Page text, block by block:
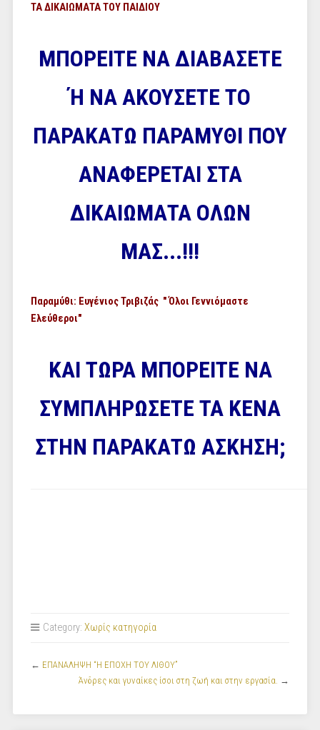
ΤΑ ΔΙΚΑΙΩΜΑΤΑ ΤΟΥ ΠΑΙΔΙΟΥ
ΜΠΟΡΕΙΤΕ ΝΑ ΔΙΑΒΑΣΕΤΕ
Ή ΝΑ ΑΚΟΥΣΕΤΕ ΤΟ
ΠΑΡΑΚΑΤΩ ΠΑΡΑΜΥΘΙ ΠΟΥ
ΑΝΑΦΕΡΕΤΑΙ ΣΤΑ
ΔΙΚΑΙΩΜΑΤΑ ΟΛΩΝ
ΜΑΣ...!!!
Παραμύθι: Ευγένιος Τριβιζάς " Όλοι Γεννιόμαστε
Ελεύθεροι"
ΚΑΙ ΤΩΡΑ ΜΠΟΡΕΙΤΕ ΝΑ
ΣΥΜΠΛΗΡΩΣΕΤΕ ΤΑ ΚΕΝΑ
ΣΤΗΝ ΠΑΡΑΚΑΤΩ ΑΣΚΗΣΗ;
Category: Χωρίς κατηγορία
← ΕΠΑΝΑΛΗΨΗ “Η ΕΠΟΧΗ ΤΟΥ ΛΙΘΟΥ”
Άνδρες και γυναίκες ίσοι στη ζωή και στην εργασία. →